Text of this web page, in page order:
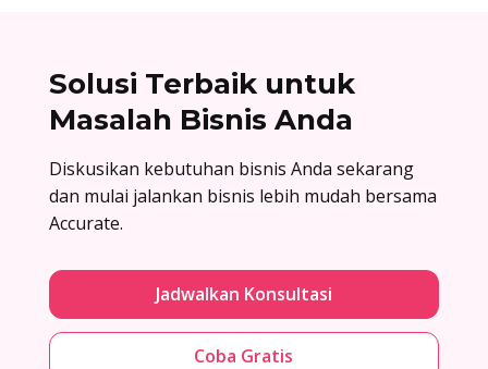
Solusi Terbaik untuk
Masalah Bisnis Anda
Diskusikan kebutuhan bisnis Anda sekarang
dan mulai jalankan bisnis lebih mudah bersama
Accurate.
Jadwalkan Konsultasi
Coba Gratis